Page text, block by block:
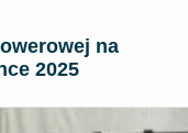
na
2025